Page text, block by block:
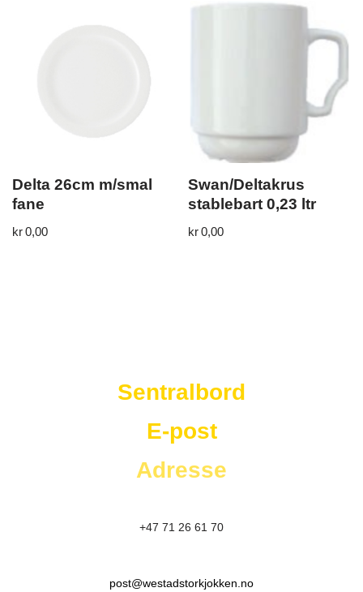
Delta 26cm m/smal
fane
kr0,00
Swan/Deltakrus
stablebart 0,23 ltr
kr0,00
Sentralbord
E-post
Adresse
+47 71 26 61 70
post@westadstorkjokken.no